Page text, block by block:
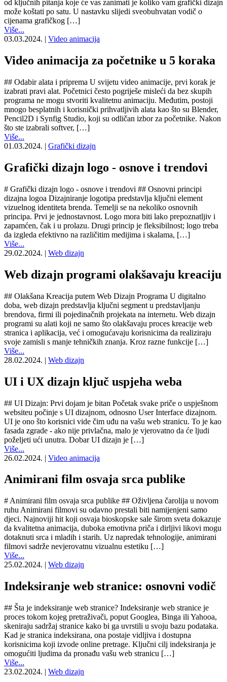
od ključnih pitanja koje će vas zanimati je koliko vam grafički dizajn
može koštati po satu. U nastavku slijedi sveobuhvatan vodič o
cijenama grafičkog […]
Više...
03.03.2024. | Video animacija
Video animacija za početnike u 5 koraka
## Odabir alata i priprema U svijetu video animacije, prvi korak je
izabrati pravi alat. Početnici često pogriješe misleći da bez skupih
programa ne mogu stvoriti kvalitetnu animaciju. Međutim, postoji
mnogo besplatnih i korisnički prihvatljivih alata kao što su Blender,
Pencil2D i Synfig Studio, koji su odličan izbor za početnike. Nakon
što ste izabrali softver, […]
Više...
01.03.2024. | Grafički dizajn
Grafički dizajn logo - osnove i trendovi
# Grafički dizajn logo - osnove i trendovi ## Osnovni principi
dizajna logoa Dizajniranje logotipa predstavlja ključni element
vizuelnog identiteta brenda. Temelji se na nekoliko osnovnih
principa. Prvi je jednostavnost. Logo mora biti lako prepoznatljiv i
zapamćen, čak i u prolazu. Drugi princip je fleksibilnost; logo treba
da izgleda efektivno na različitim medijima i skalama, […]
Više...
29.02.2024. | Web dizajn
Web dizajn programi olakšavaju kreaciju
## Olakšana Kreacija putem Web Dizajn Programa U digitalno
doba, web dizajn predstavlja ključni segment u predstavljanju
brendova, firmi ili pojedinačnih projekata na internetu. Web dizajn
programi su alati koji ne samo što olakšavaju proces kreacije web
stranica i aplikacija, već i omogućavaju korisnicima da realiziraju
svoje zamisli s manje tehničkih znanja. Kroz razne funkcije […]
Više...
28.02.2024. | Web dizajn
UI i UX dizajn ključ uspjeha weba
## UI Dizajn: Prvi dojam je bitan Početak svake priče o uspješnom
websiteu počinje s UI dizajnom, odnosno User Interface dizajnom.
UI je ono što korisnici vide čim uđu na vašu web stranicu. To je kao
fasada zgrade - ako nije privlačna, malo je vjerovatno da će ljudi
poželjeti ući unutra. Dobar UI dizajn je […]
Više...
26.02.2024. | Video animacija
Animirani film osvaja srca publike
# Animirani film osvaja srca publike ## Oživljena čarolija u novom
ruhu Animirani filmovi su odavno prestali biti namijenjeni samo
djeci. Najnoviji hit koji osvaja bioskopske sale širom sveta dokazuje
da kvalitetna animacija, duboka emotivna priča i dirljivi likovi mogu
dotaknuti srca i mladih i starih. Uz napredak tehnologije, animirani
filmovi sadrže nevjerovatnu vizualnu estetiku […]
Više...
25.02.2024. | Web dizajn
Indeksiranje web stranice: osnovni vodič
## Šta je indeksiranje web stranice? Indeksiranje web stranice je
proces tokom kojeg pretraživači, poput Googlea, Binga ili Yahooa,
skeniraju sadržaj stranice kako bi ga uvrstili u svoju bazu podataka.
Kad je stranica indeksirana, ona postaje vidljiva i dostupna
korisnicima koji izvode online pretrage. Ključni cilj indeksiranja je
omogućiti ljudima da pronađu vašu web stranicu […]
Više...
23.02.2024. | Web dizajn